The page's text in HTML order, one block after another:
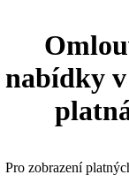
nabídky
Pro zobrazení